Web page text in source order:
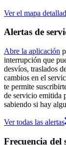
Ver el mapa
Alertas de
Abre la aplicación
interrupción que
desvíos, traslados
cambios en el
te permite
de servicio emitida
sabiendo si hay
Ver todas las alertas
Frecuencia del